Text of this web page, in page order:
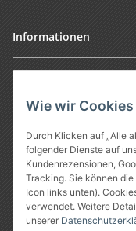
Wie wir
Durch Klicken auf „Alle
folgender Dienste auf
Kundenrezensionen,
Tracking. Sie können
Icon links unten).
verwendet. Weitere
unserer
Informationen